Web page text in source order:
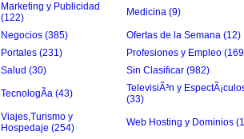
Marketing y Publicidad
(122)
Medicina (9)
Negocios (385)
Ofertas de la Semana (12)
Portales (231)
Profesiones y Empleo
Salud (30)
Sin Clasificar (982)
TecnologÃ­a (43)
TelevisiÃ³n y
(33)
Viajes,Turismo y
Hospedaje (254)
Web Hosting y Dominios